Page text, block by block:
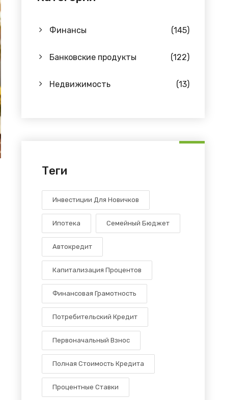
Финансы (145)
Банковские продукты (122)
Недвижимость (13)
Теги
Инвестиции Для Новичков
Ипотека Семейный Бюджет
Автокредит
Капитализация Процентов
Финансовая Грамотность
Потребительский Кредит
Первоначальный Взнос
Полная Стоимость Кредита
Процентные Ставки